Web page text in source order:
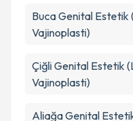
BucaGenital Estetik
Vajinoplasti)
ÇiğliGenital Estetik
Vajinoplasti)
AliağaGenital